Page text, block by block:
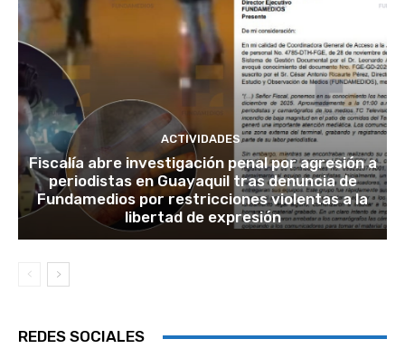
ACTIVIDADES
Fiscalía abre investigación penal por agresión a
periodistas en Guayaquil tras denuncia de
Fundamedios por restricciones violentas a la
libertad de expresión
REDES SOCIALES